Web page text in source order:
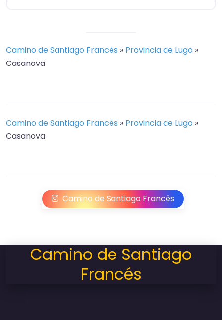
Camino de Santiago Francés » Provincia de Lugo »
Casanova
Camino de Santiago Francés » Provincia de Lugo »
Casanova
Camino de Santiago Francés
Camino de Santiago
Francés